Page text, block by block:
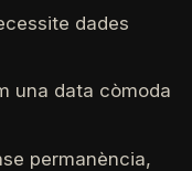
dades
una data còmoda
permanència,